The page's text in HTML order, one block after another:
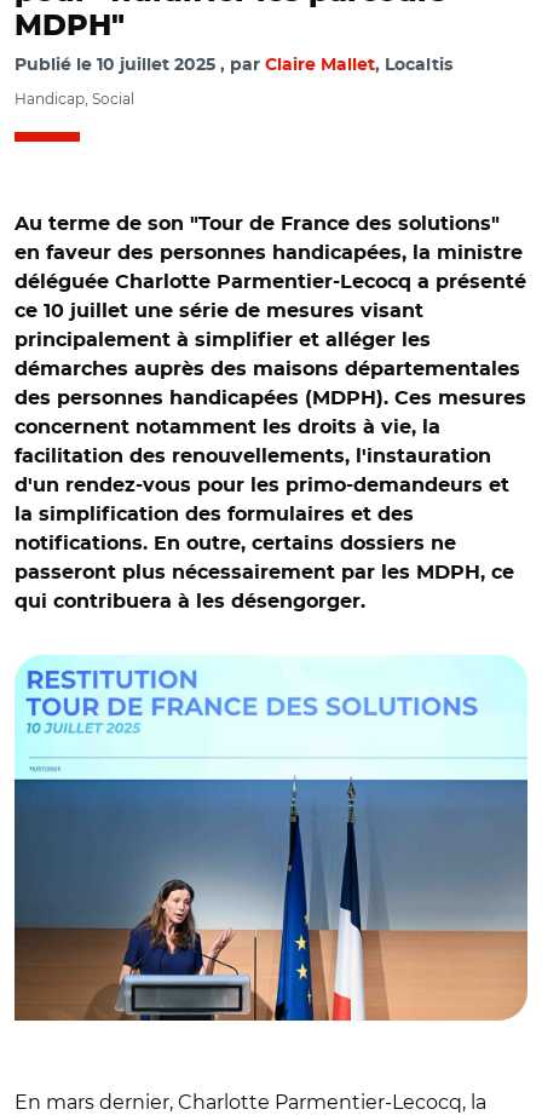
MDPH"
Publié le 10 juillet 2025 par Claire Mallet, Localtis
Handicap, Social
Au terme de son "Tour de France des solutions"
en faveur des personnes handicapées, la ministre
déléguée Charlotte Parmentier-Lecocq a présenté
ce 10 juillet une série de mesures visant
principalement à simplifier et alléger les
démarches auprès des maisons départementales
des personnes handicapées (MDPH). Ces mesures
concernent notamment les droits à vie, la
facilitation des renouvellements, l'instauration
d'un rendez-vous pour les primo-demandeurs et
la simplification des formulaires et des
notifications. En outre, certains dossiers ne
passeront plus nécessairement par les MDPH, ce
qui contribuera à les désengorger.
En mars dernier, Charlotte Parmentier-Lecocq, la